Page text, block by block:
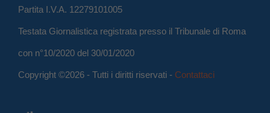
Partita I.V.A. 12279101005
Testata Giornalistica registrata presso il Tribunale di Roma
con n°10/2020 del 30/01/2020
Copyright ©2026 - Tutti i diritti riservati - Contattaci